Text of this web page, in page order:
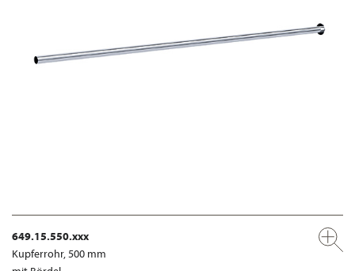
649.15.550.xxx
Kupferrohr, 500 mm